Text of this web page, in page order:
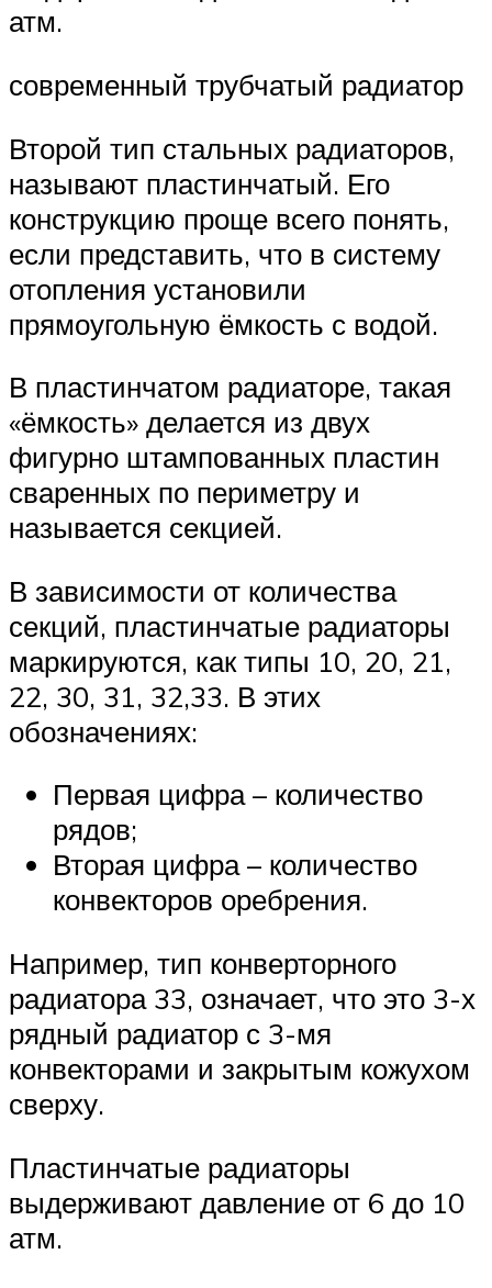
атм.
современный трубчатый радиатор
Второй тип стальных радиаторов,
называют пластинчатый. Его
конструкцию проще всего понять,
если представить, что в систему
отопления установили
прямоугольную ёмкость с водой.
В пластинчатом радиаторе, такая
«ёмкость» делается из двух
фигурно штампованных пластин
сваренных по периметру и
называется секцией.
В зависимости от количества
секций, пластинчатые радиаторы
маркируются, как типы 10, 20, 21,
22, 30, 31, 32,33. В этих
обозначениях:
Первая цифра – количество
рядов;
Вторая цифра – количество
конвекторов оребрения.
Например, тип конверторного
радиатора 33, означает, что это 3-х
рядный радиатор с 3-мя
конвекторами и закрытым кожухом
сверху.
Пластинчатые радиаторы
выдерживают давление от 6 до 10
атм.